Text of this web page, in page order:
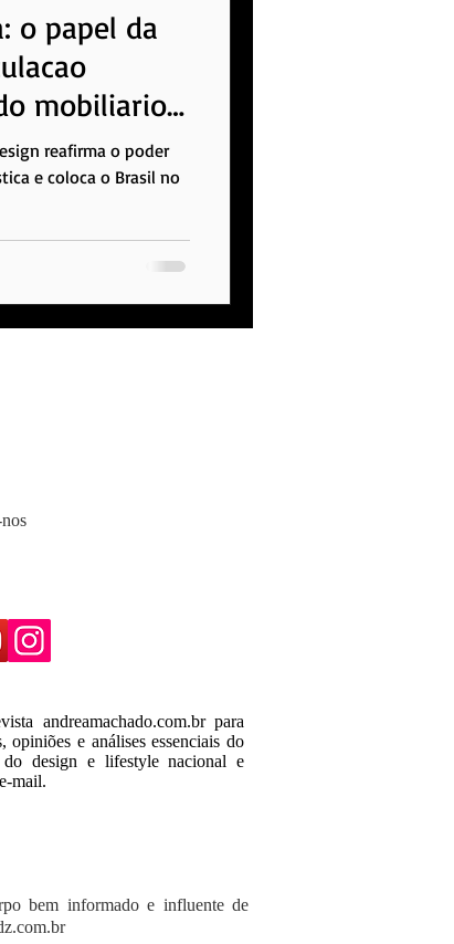
o papel da
mobiliario
reafirma o poder
e coloca o Brasil no
andreamachado.com.br para
opiniões e análises essenciais do
design e lifestyle nacional e
mail.
bem informado e influente de